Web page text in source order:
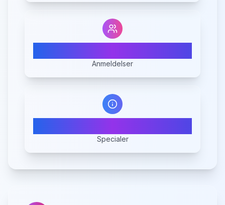
Anmeldelser
Specialer